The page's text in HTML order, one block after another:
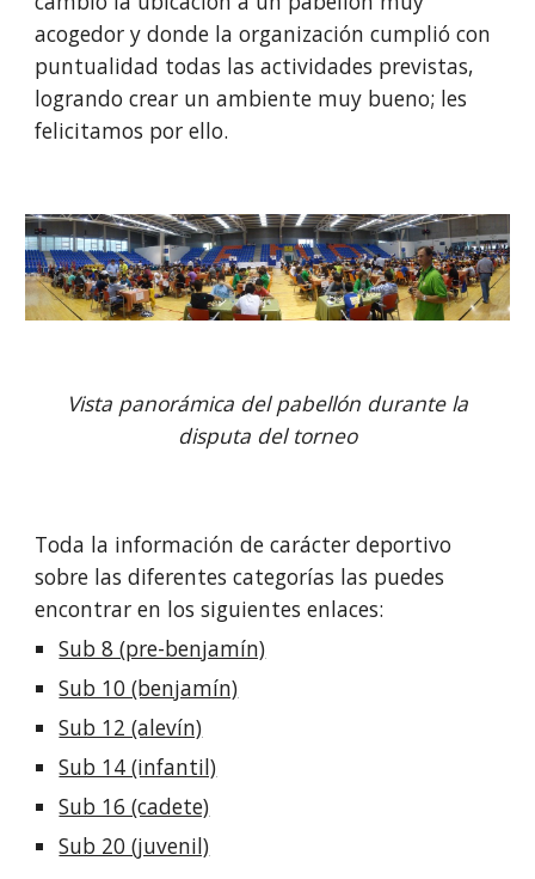
acogedor y donde la organización cumplió con
puntualidad todas las actividades previstas,
logrando crear un ambiente muy bueno; les
felicitamos por ello.
Vista panorámica del pabellón durante la
disputa del torneo
Toda la información de carácter deportivo
sobre las diferentes categorías las puedes
encontrar en los siguientes enlaces:
Sub 8 (pre-benjamín)
Sub 10 (benjamín)
Sub 12 (alevín)
Sub 14 (infantil)
Sub 16 (cadete)
Sub 20 (juvenil)